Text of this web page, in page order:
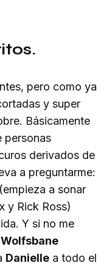
pero como ya
y super
Básicamente
personas
derivados de
a preguntarme:
a sonar
y Rick Ross)
Y si no me
Wolfsbane
Danielle a todo el